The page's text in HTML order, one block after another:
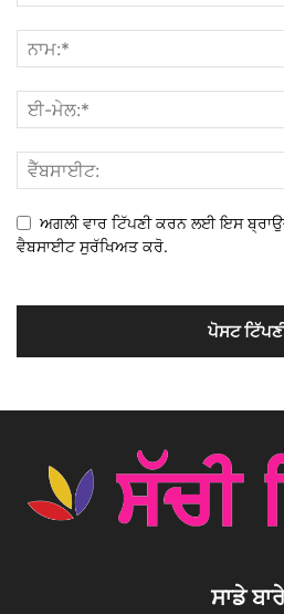
ਅਗਲੀ ਵਾਰ ਟਿੱਪਣੀ ਕਰਨ ਲਈ ਇਸ
ਵੈਬਸਾਈਟ ਸੁਰੱਖਿਅਤ ਕਰੋ.
ਸਾਡੇ ਬਾਰੇ